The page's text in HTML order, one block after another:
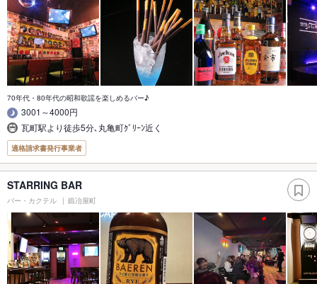
70年代・80年代の昭和歌謡を楽しめるバー♪
3001～4000円
瓦町駅より徒歩5分､丸亀町ｸﾞﾘｰﾝ近く
適格請求書発行事業者
STARRING BAR
バー・カクテル 鍛冶屋町